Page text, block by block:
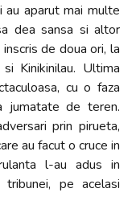
au aparut mai multe
dea sansa si altor
de doua ori, la
Kinikinilau. Ultima
cu o faza
jumatate de teren.
prin pirueta,
au facut o cruce in
l-au adus in
pe acelasi